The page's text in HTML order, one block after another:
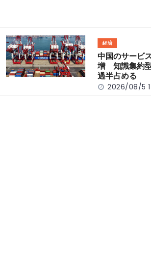
経済
中国のサービ
増 知識集約
過半占める
2026/08/5